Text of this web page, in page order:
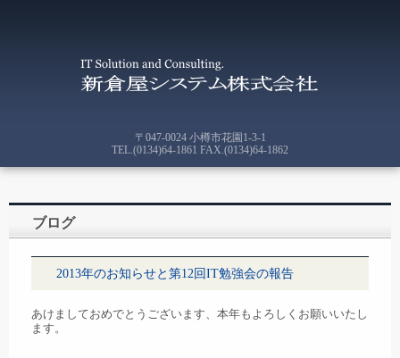
〒047-0024 小樽市花園1-3-1
TEL.(0134)64-1861 FAX.(0134)64-1862
ブログ
2013年のお知らせと第12回IT勉強会の報告
あけましておめでとうございます、本年もよろしくお願いいたし
ます。